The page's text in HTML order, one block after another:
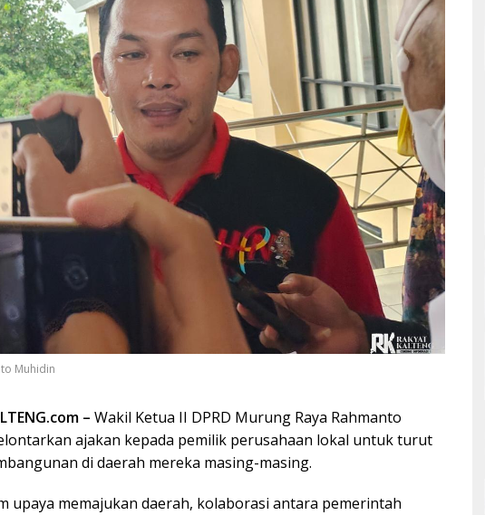
Muhidin
– Wakil Ketua II DPRD Murung Raya Rahmanto
ajakan kepada pemilik perusahaan lokal untuk turut
di daerah mereka masing-masing.
upaya memajukan daerah, kolaborasi antara pemerintah